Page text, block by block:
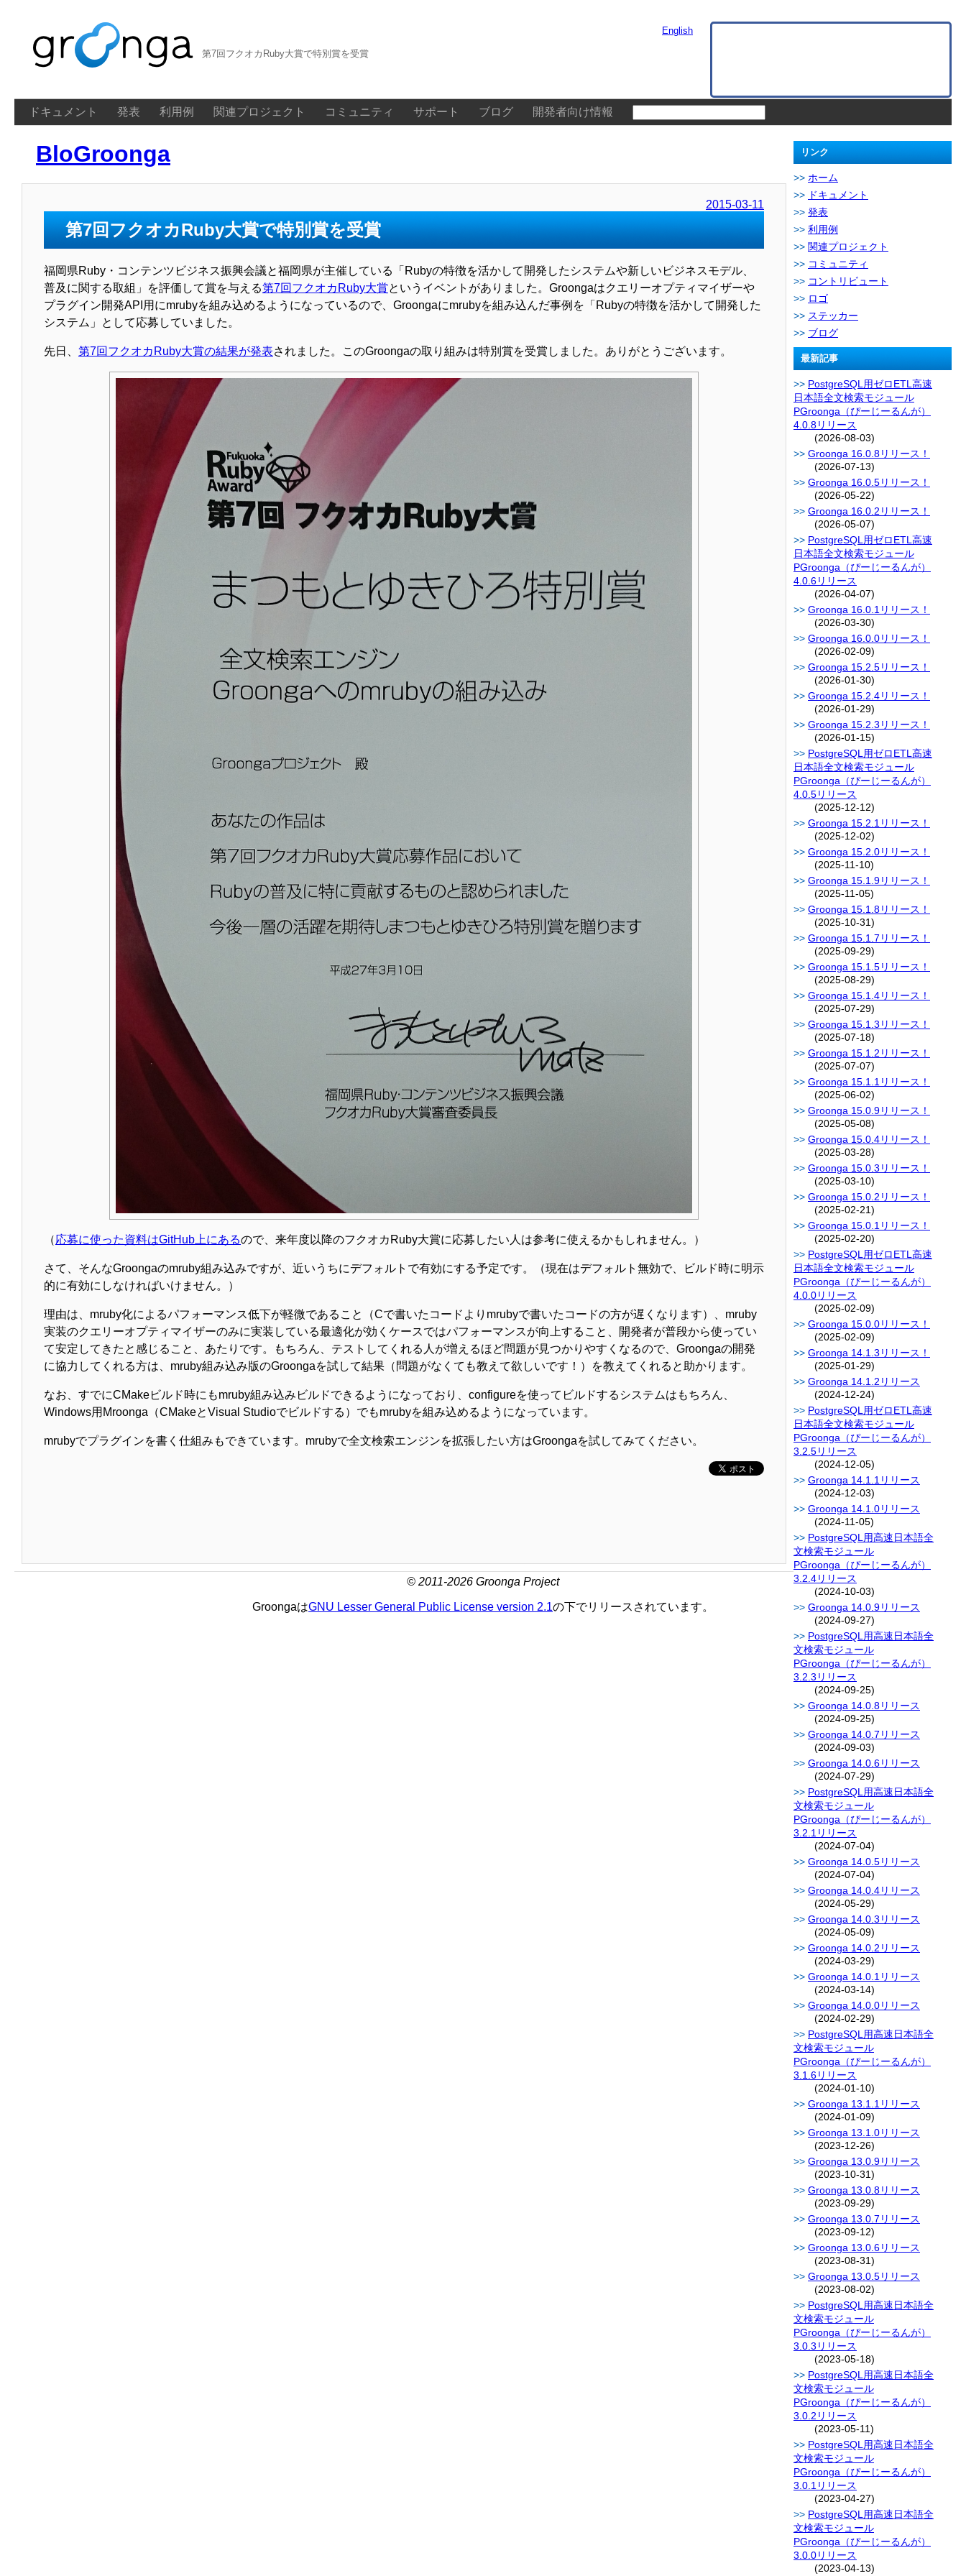
第7回フクオカRuby大賞で特別賞を受賞
ドキュメント 発表 利用例 関連プロジェクト コミュニティ サポート ブログ 開発者向け情報
English
BloGroonga
2015-03-11
第7回フクオカRuby大賞で特別賞を受賞
福岡県Ruby・コンテンツビジネス振興会議と福岡県が主催している「Rubyの特徴を活かして開発したシステムや新しいビジネスモデル、
普及に関する取組」を評価して賞を与える第7回フクオカRuby大賞というイベントがありました。Groongaはクエリーオプティマイザーや
プラグイン開発API用にmrubyを組み込めるようになっているので、Groongaにmrubyを組み込んだ事例を「Rubyの特徴を活かして開発した
システム」として応募していました。
先日、 第7回フクオカRuby大賞の結果が発表されました。このGroongaの取り組みは特別賞を受賞しました。ありがとうございます。
（応募に使った資料はGitHub上にあるので、来年度以降のフクオカRuby大賞に応募したい人は参考に使えるかもしれません。）
さて、そんなGroongaのmruby組み込みですが、近いうちにデフォルトで有効にする予定です。（現在はデフォルト無効で、ビルド時に明示
的に有効にしなければいけません。）
理由は、mruby化によるパフォーマンス低下が軽微であること（Cで書いたコードよりmrubyで書いたコードの方が遅くなります）、mruby
実装のクエリーオプティマイザーのみに実装している最適化が効くケースではパフォーマンスが向上すること、開発者が普段から使ってい
て安定してきたと感じること、あたりです。もちろん、テストしてくれる人が増えるほど問題が見つかりやすくなるので、Groongaの開発
に協力してくれる方は、mruby組み込み版のGroongaを試して結果（問題がなくても教えて欲しいです！）を教えてくれると助かります。
なお、すでにCMakeビルド時にもmruby組み込みビルドできるようになっており、configureを使ってビルドするシステムはもちろん、
Windows用Mroonga（CMakeとVisual Studioでビルドする）でもmrubyを組み込めるようになっています。
mrubyでプラグインを書く仕組みもできています。mrubyで全文検索エンジンを拡張したい方はGroongaを試してみてください。
リンク
ホーム
ドキュメント
発表
利用例
関連プロジェクト
コミュニティ
コントリビュート
ロゴ
ステッカー
ブログ
最新記事
PostgreSQL用ゼロETL高速
日本語全文検索モジュール
PGroonga（ぴーじーるんが）
4.0.8リリース
(2026-08-03)
Groonga 16.0.8リリース！
(2026-07-13)
Groonga 16.0.5リリース！
(2026-05-22)
Groonga 16.0.2リリース！
(2026-05-07)
PostgreSQL用ゼロETL高速
日本語全文検索モジュール
PGroonga（ぴーじーるんが）
4.0.6リリース
(2026-04-07)
Groonga 16.0.1リリース！
(2026-03-30)
Groonga 16.0.0リリース！
(2026-02-09)
Groonga 15.2.5リリース！
(2026-01-30)
Groonga 15.2.4リリース！
(2026-01-29)
Groonga 15.2.3リリース！
(2026-01-15)
PostgreSQL用ゼロETL高速
日本語全文検索モジュール
PGroonga（ぴーじーるんが）
4.0.5リリース
(2025-12-12)
Groonga 15.2.1リリース！
(2025-12-02)
Groonga 15.2.0リリース！
(2025-11-10)
Groonga 15.1.9リリース！
(2025-11-05)
Groonga 15.1.8リリース！
(2025-10-31)
Groonga 15.1.7リリース！
(2025-09-29)
Groonga 15.1.5リリース！
(2025-08-29)
Groonga 15.1.4リリース！
(2025-07-29)
Groonga 15.1.3リリース！
(2025-07-18)
Groonga 15.1.2リリース！
(2025-07-07)
Groonga 15.1.1リリース！
(2025-06-02)
Groonga 15.0.9リリース！
(2025-05-08)
Groonga 15.0.4リリース！
(2025-03-28)
Groonga 15.0.3リリース！
(2025-03-10)
Groonga 15.0.2リリース！
(2025-02-21)
Groonga 15.0.1リリース！
(2025-02-20)
PostgreSQL用ゼロETL高速
日本語全文検索モジュール
PGroonga（ぴーじーるんが）
4.0.0リリース
(2025-02-09)
Groonga 15.0.0リリース！
(2025-02-09)
Groonga 14.1.3リリース！
(2025-01-29)
Groonga 14.1.2リリース
(2024-12-24)
PostgreSQL用ゼロETL高速
日本語全文検索モジュール
PGroonga（ぴーじーるんが）
3.2.5リリース
(2024-12-05)
Groonga 14.1.1リリース
(2024-12-03)
Groonga 14.1.0リリース
(2024-11-05)
PostgreSQL用高速日本語全
文検索モジュール
PGroonga（ぴーじーるんが）
3.2.4リリース
(2024-10-03)
Groonga 14.0.9リリース
(2024-09-27)
PostgreSQL用高速日本語全
文検索モジュール
PGroonga（ぴーじーるんが）
3.2.3リリース
(2024-09-25)
Groonga 14.0.8リリース
(2024-09-25)
Groonga 14.0.7リリース
(2024-09-03)
Groonga 14.0.6リリース
(2024-07-29)
PostgreSQL用高速日本語全
文検索モジュール
PGroonga（ぴーじーるんが）
3.2.1リリース
(2024-07-04)
Groonga 14.0.5リリース
(2024-07-04)
Groonga 14.0.4リリース
(2024-05-29)
Groonga 14.0.3リリース
(2024-05-09)
Groonga 14.0.2リリース
(2024-03-29)
Groonga 14.0.1リリース
(2024-03-14)
Groonga 14.0.0リリース
(2024-02-29)
PostgreSQL用高速日本語全
文検索モジュール
PGroonga（ぴーじーるんが）
3.1.6リリース
(2024-01-10)
Groonga 13.1.1リリース
(2024-01-09)
Groonga 13.1.0リリース
(2023-12-26)
Groonga 13.0.9リリース
(2023-10-31)
Groonga 13.0.8リリース
(2023-09-29)
Groonga 13.0.7リリース
(2023-09-12)
Groonga 13.0.6リリース
(2023-08-31)
Groonga 13.0.5リリース
(2023-08-02)
PostgreSQL用高速日本語全
文検索モジュール
PGroonga（ぴーじーるんが）
3.0.3リリース
(2023-05-18)
PostgreSQL用高速日本語全
文検索モジュール
PGroonga（ぴーじーるんが）
3.0.2リリース
(2023-05-11)
PostgreSQL用高速日本語全
文検索モジュール
PGroonga（ぴーじーるんが）
3.0.1リリース
(2023-04-27)
PostgreSQL用高速日本語全
文検索モジュール
PGroonga（ぴーじーるんが）
3.0.0リリース
(2023-04-13)
© 2011-2026 Groonga Project
GroongaはGNU Lesser General Public License version 2.1の下でリリースされています。